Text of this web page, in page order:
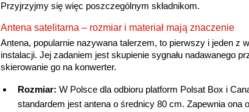
Przyjrzyjmy się więc poszczególnym składnikom.
Antena satelitarna – rozmiar i materiał mają znaczenie
Antena, popularnie nazywana talerzem, to pierwszy i jeden z
instalacji. Jej zadaniem jest skupienie sygnału nadawanego
skierowanie go na konwerter.
Rozmiar: W Polsce dla odbioru platform Polsat Box i
standardem jest antena o średnicy 80 cm. Zapewnia ona